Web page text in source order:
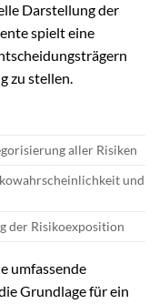
Darstellung der
spielt eine
zu stellen.
aller Risiken
und
der Risikoexposition
umfassende
Grundlage für ein